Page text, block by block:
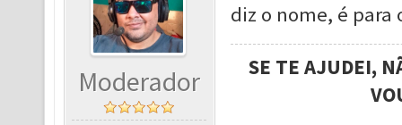
Moderador
diz o nome, é
SE TE AJUDEI,